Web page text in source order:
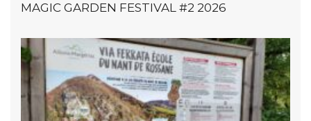
MAGIC GARDEN FESTIVAL #2 2026